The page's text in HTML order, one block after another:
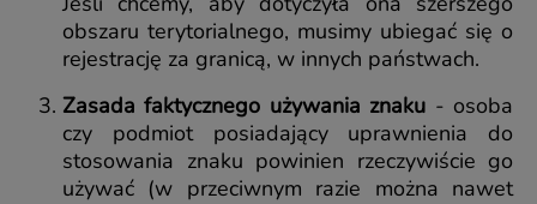
obszaru terytorialnego, musimy ubiegać się o
rejestrację za granicą, w innych państwach.
Zasada faktycznego używania znaku - osoba
czy podmiot posiadający uprawnienia do
stosowania znaku powinien rzeczywiście go
używać (w przeciwnym razie można nawet